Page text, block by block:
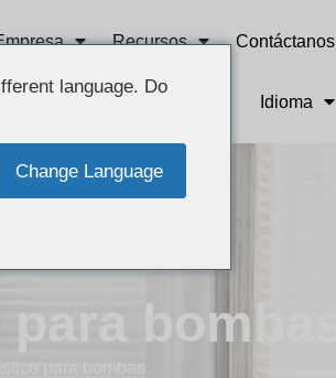
Recursos Contáctanos
Idioma
bombas
para bombas
language. Do
Change Language